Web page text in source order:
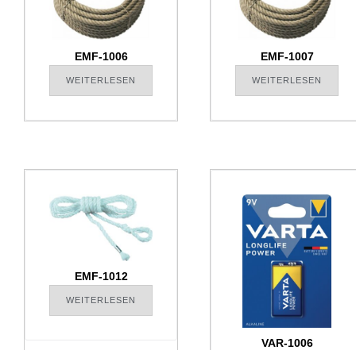
EMF-1006
WEITERLESEN
EMF-1007
WEITERLESEN
EMF-1012
WEITERLESEN
VAR-1006